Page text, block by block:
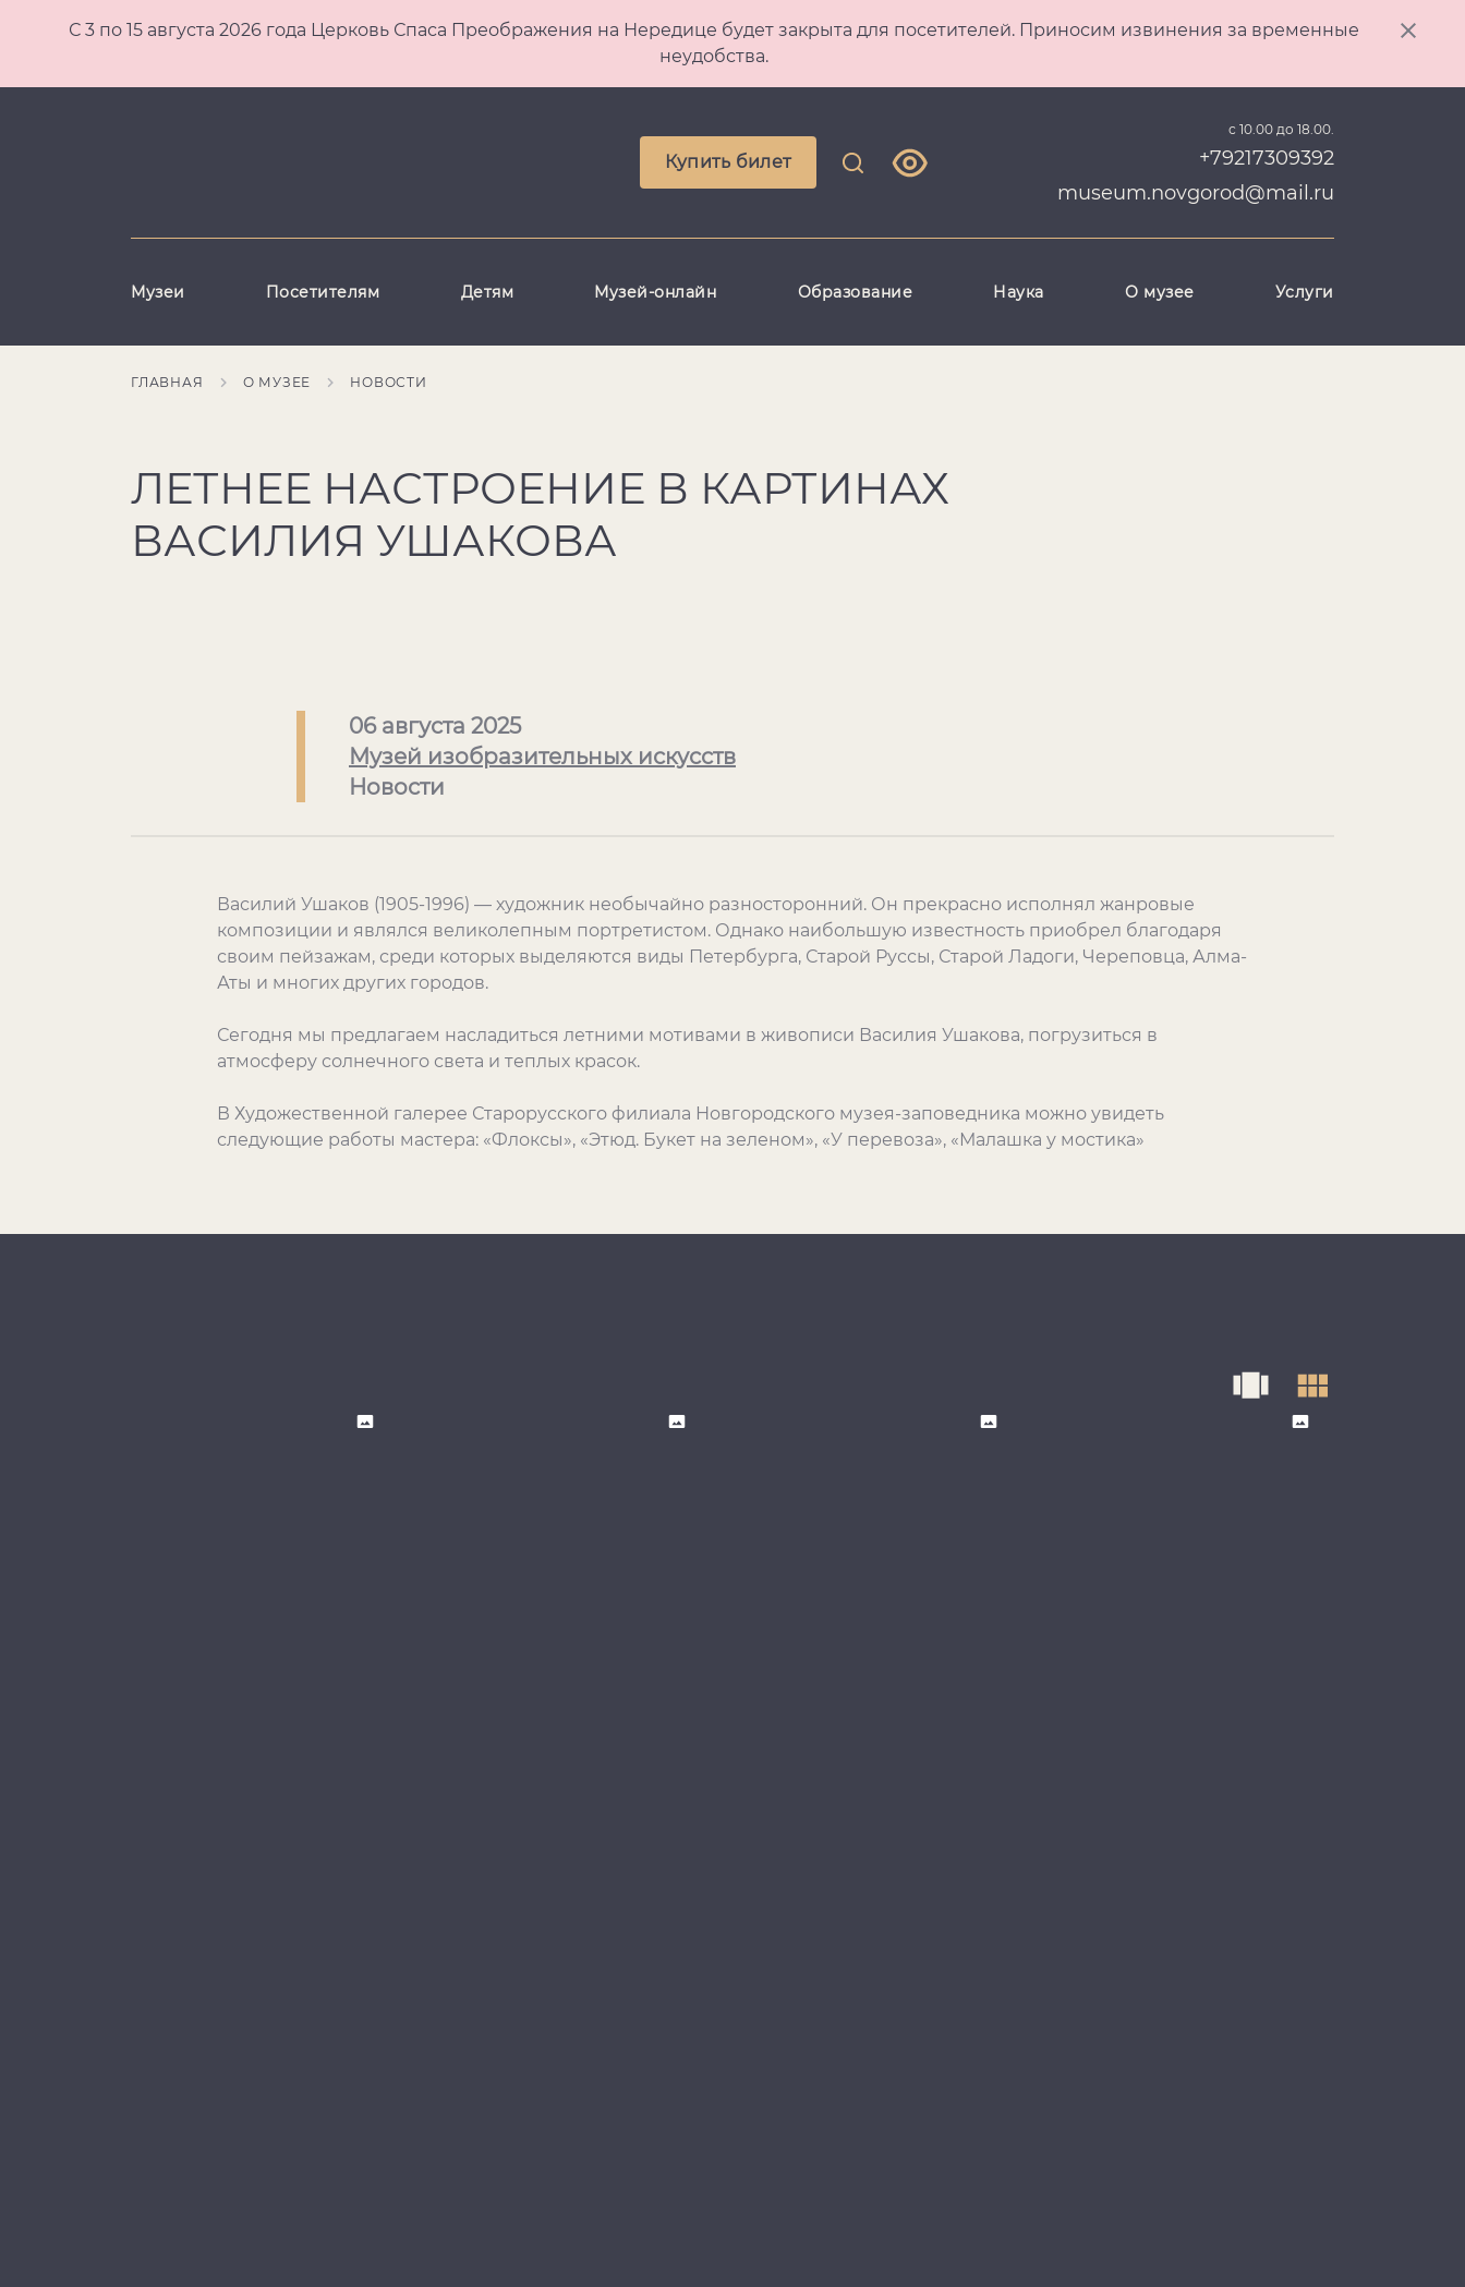
С 3 по 15 августа 2026 года Церковь Спаса Преображения на Нередице будет закрыта для посетителей. Приносим извинения за временные
неудобства.
Купить билет
с 10.00 до 18.00.
+79217309392
museum.novgorod@mail.ru
Музеи Посетителям Детям Музей-онлайн Образование Наука О музее Услуги
ГЛАВНАЯ О МУЗЕЕ НОВОСТИ
ЛЕТНЕЕ НАСТРОЕНИЕ В КАРТИНАХ
ВАСИЛИЯ УШАКОВА
06 августа 2025
Музей изобразительных искусств
Новости
Василий Ушаков (1905-1996) — художник необычайно разносторонний. Он прекрасно исполнял жанровые
композиции и являлся великолепным портретистом. Однако наибольшую известность приобрел благодаря
своим пейзажам, среди которых выделяются виды Петербурга, Старой Руссы, Старой Ладоги, Череповца, Алма-
Аты и многих других городов.
Сегодня мы предлагаем насладиться летними мотивами в живописи Василия Ушакова, погрузиться в
атмосферу солнечного света и теплых красок.
В Художественной галерее Старорусского филиала Новгородского музея-заповедника можно увидеть
следующие работы мастера: «Флоксы», «Этюд. Букет на зеленом», «У перевоза», «Малашка у мостика»